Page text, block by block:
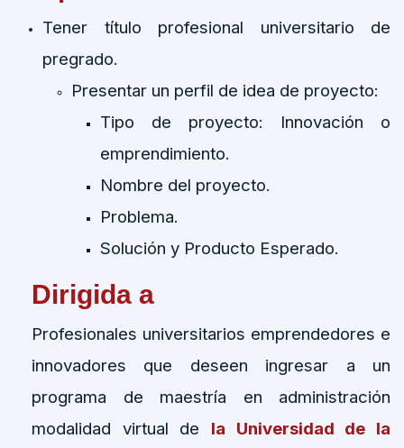
Tener título profesional universitario de
pregrado.
Presentar un perfil de idea de proyecto:
Tipo de proyecto: Innovación o
emprendimiento.
Nombre del proyecto.
Problema.
Solución y Producto Esperado.
Dirigida a
Profesionales universitarios emprendedores e
innovadores que deseen ingresar a un
programa de maestría en administración
modalidad virtual de la Universidad de la